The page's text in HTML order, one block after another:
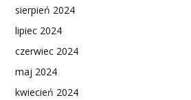
sierpień 2024
lipiec 2024
czerwiec 2024
maj 2024
kwiecień 2024